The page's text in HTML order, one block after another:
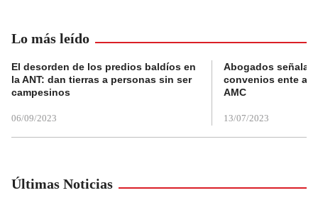
Lo más leído
El desorden de los predios baldíos en
la ANT: dan tierras a personas sin ser
campesinos
06/09/2023
Abogados
convenios ente
AMC
13/07/2023
Últimas Noticias